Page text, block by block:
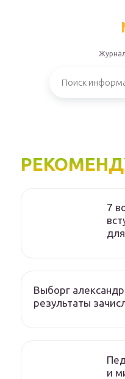
7
Выборг
результаты
и